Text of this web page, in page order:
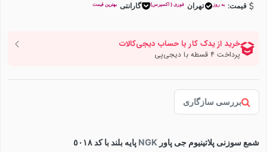
قیمت: به روز تهران فوری ( اکسپرس) گارانتی بهترین قیمت
بررسی سازگاری
شمع سوزنی پلاتینیوم جی پاور NGK پایه بلند با کد ٥٠١٨